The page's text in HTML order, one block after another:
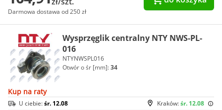
Darmowa dostawa od 250 zł
Wysprzęglik centralny NTY NWS-PL-
016
NTYNWSPL016
Otwór o śr [mm]:34
Kup na raty
Kraków:śr. 12.08
U ciebie:śr. 12.08